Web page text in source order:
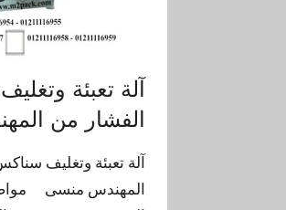
آلة تعبئة
الفشار من
آلة تعبئة وتغليف